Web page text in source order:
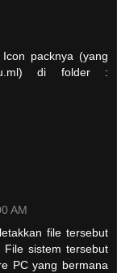
packnya (yang
di folder :
AM
file tersebut
File sistem tersebut
PC yang bermana